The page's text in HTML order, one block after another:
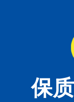
保